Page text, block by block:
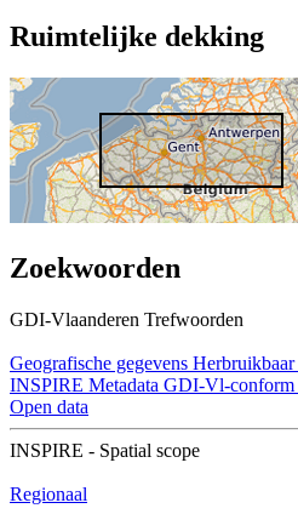
Ruimtelijke dekking
Zoekwoorden
GDI-Vlaanderen Trefwoorden
Geografische gegevens Herbruikbaar
INSPIRE Metadata GDI-Vl-conform
Open data
INSPIRE - Spatial scope
Regionaal